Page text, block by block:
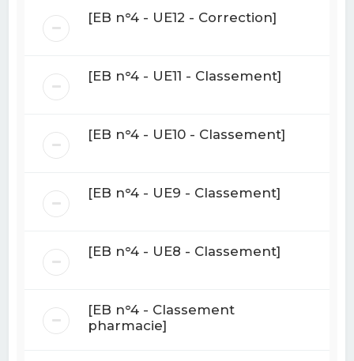
[EB n°4 - UE12 - Correction]
[EB n°4 - UE11 - Classement]
[EB n°4 - UE10 - Classement]
[EB n°4 - UE9 - Classement]
[EB n°4 - UE8 - Classement]
[EB n°4 - Classement
pharmacie]